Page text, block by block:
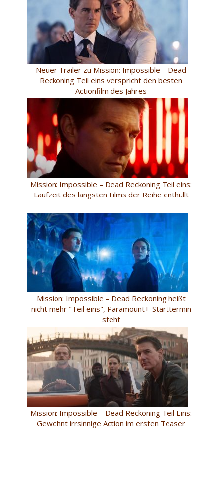
Neuer Trailer zu Mission: Impossible – Dead
Reckoning Teil eins verspricht den besten
Actionfilm des Jahres
Mission: Impossible – Dead Reckoning Teil eins:
Laufzeit des längsten Films der Reihe enthüllt
Mission: Impossible – Dead Reckoning heißt
nicht mehr "Teil eins", Paramount+-Starttermin
steht
Mission: Impossible – Dead Reckoning Teil Eins:
Gewohnt irrsinnige Action im ersten Teaser